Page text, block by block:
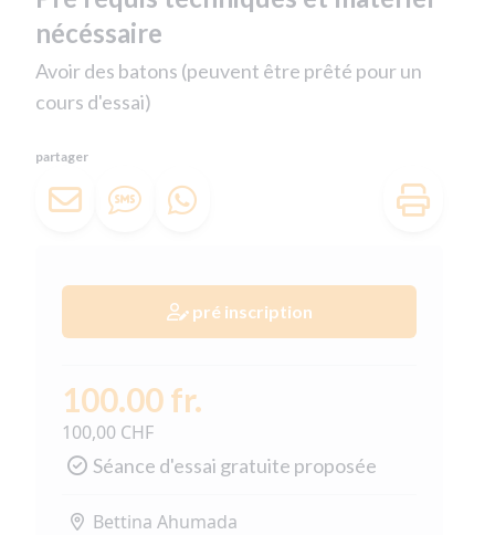
nécéssaire
Avoir des batons (peuvent être prêté pour un
cours d'essai)
partager
pré inscription
100.00 fr.
100,00 CHF
Séance d'essai gratuite proposée
Bettina Ahumada